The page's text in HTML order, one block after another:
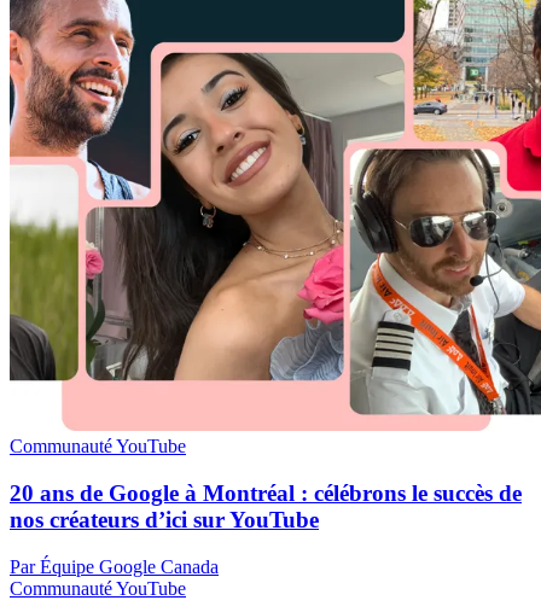
Communauté YouTube
20 ans de Google à Montréal : célébrons le succès de
nos créateurs d’ici sur YouTube
Par Équipe Google Canada
Communauté YouTube